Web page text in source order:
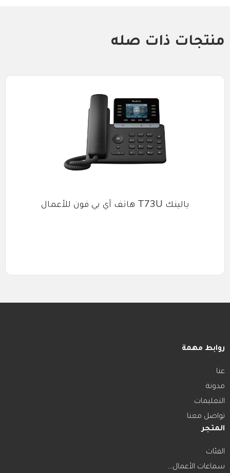
منتجات ذات صله
يالينك T73U هاتف آي بي فون للأعمال
روابط مهمة
عنا
مدونة
التعليمات
تواصل معنا
المتجر
الفئات
سماعات الأعمال...